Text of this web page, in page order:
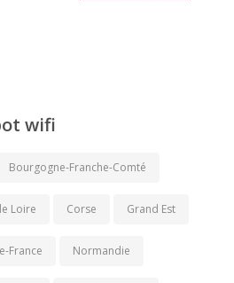
wifi
Bourgogne-Franche-Comté
Loire Corse Grand Est
France Normandie